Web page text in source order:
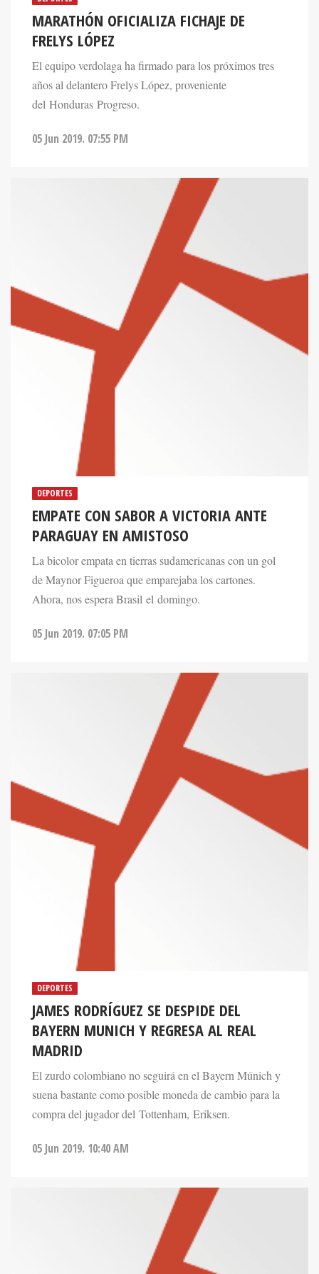
MARATHÓN OFICIALIZA FICHAJE DE
FRELYS LÓPEZ
El equipo verdolaga ha firmado para los próximos tres
años al delantero Frelys López, proveniente
del Honduras Progreso.
05 Jun 2019. 07:55 PM
DEPORTES
EMPATE CON SABOR A VICTORIA ANTE
PARAGUAY EN AMISTOSO
La bicolor empata en tierras sudamericanas con un gol
de Maynor Figueroa que emparejaba los cartones.
Ahora, nos espera Brasil el domingo.
05 Jun 2019. 07:05 PM
DEPORTES
JAMES RODRÍGUEZ SE DESPIDE DEL
BAYERN MUNICH Y REGRESA AL REAL
MADRID
El zurdo colombiano no seguirá en el Bayern Múnich y
suena bastante como posible moneda de cambio para la
compra del jugador del Tottenham, Eriksen.
05 Jun 2019. 10:40 AM